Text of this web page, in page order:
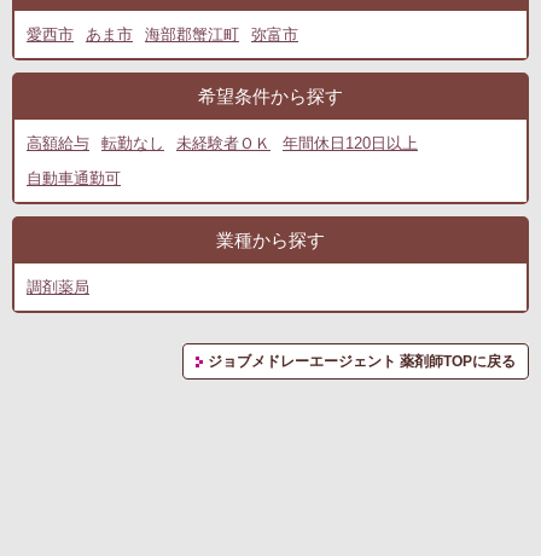
愛西市 あま市 海部郡蟹江町 弥富市
希望条件から探す
高額給与 転勤なし 未経験者ＯＫ
年間休日120日以上
自動車通勤可
業種から探す
調剤薬局
ジョブメドレーエージェント 薬剤師TOPに戻る